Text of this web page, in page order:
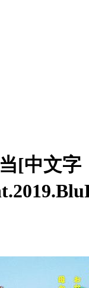
[中文字